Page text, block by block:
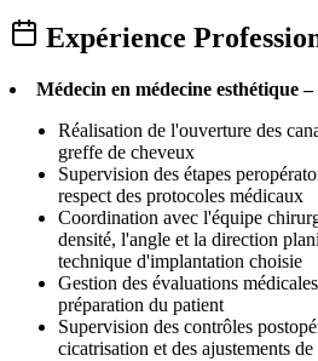
Expérience
Médecin en médecine esthétique
Réalisation de l'ouverture des
greffe de cheveux
Supervision des étapes
respect des protocoles médicaux
Coordination avec l'équipe
densité, l'angle et la direction
technique d'implantation choisie
Gestion des évaluations
préparation du patient
Supervision des contrôles
cicatrisation et des ajustements